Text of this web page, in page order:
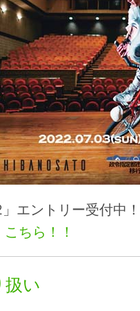
」エントリー受付中！
ちら！！
い